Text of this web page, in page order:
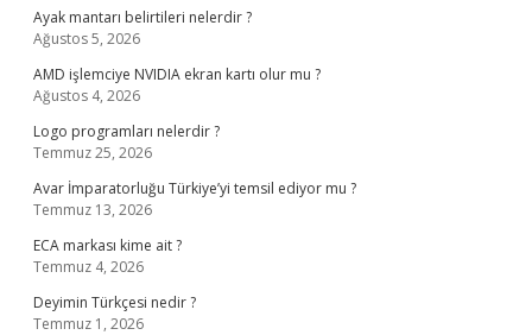
Ayak mantarı belirtileri nelerdir ?
Ağustos 5, 2026
AMD işlemciye NVIDIA ekran kartı olur mu ?
Ağustos 4, 2026
Logo programları nelerdir ?
Temmuz 25, 2026
Avar İmparatorluğu Türkiye’yi temsil ediyor mu ?
Temmuz 13, 2026
ECA markası kime ait ?
Temmuz 4, 2026
Deyimin Türkçesi nedir ?
Temmuz 1, 2026